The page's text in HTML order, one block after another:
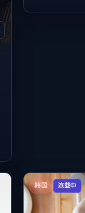
韩国 连载中